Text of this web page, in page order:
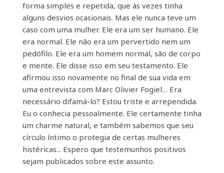
forma simples e repetida, que às vezes tinha
alguns desvios ocasionais. Mas ele nunca teve um
caso com uma mulher. Ele era um ser humano. Ele
era normal. Ele não era um pervertido nem um
pedófilo. Ele era um homem normal, são de corpo
e mente. Ele disse isso em seu testamento. Ele
afirmou isso novamente no final de sua vida em
uma entrevista com Marc Olivier Fogiel… Era
necessário difamá-lo? Estou triste e arrependida.
Eu o conhecia pessoalmente. Ele certamente tinha
um charme natural, e também sabemos que seu
círculo íntimo o protegia de certas mulheres
histéricas... Espero que testemunhos positivos
sejam publicados sobre este assunto.